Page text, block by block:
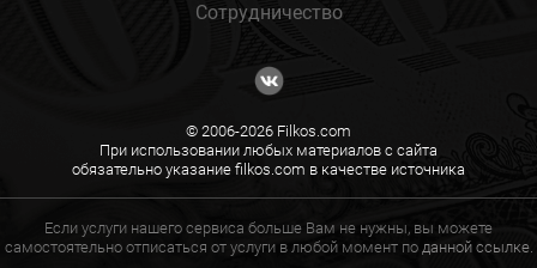
Сотрудничество
© 2006-2026 Filkos.com
При использовании любых материалов с сайта
обязательно указание filkos.com в качестве источника
Если услуги нашего сервиса больше Вам не нужны, вы можете
самостоятельно отписаться от услуги в любой момент по данной ссылке.